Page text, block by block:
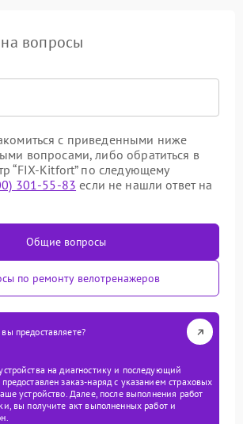
вопросы
с приведенными ниже
вопросами, либо обратиться в
“FIX-Kitfort” по следующему
301-55-83 если не нашли ответ на
Общие вопросы
по ремонту велотренажеров
предоставляете?
на диагностику и последующий
заказ-наряд с указанием страховых
устройство. Далее, после выполнения работ
вы получите акт выполненных работ и